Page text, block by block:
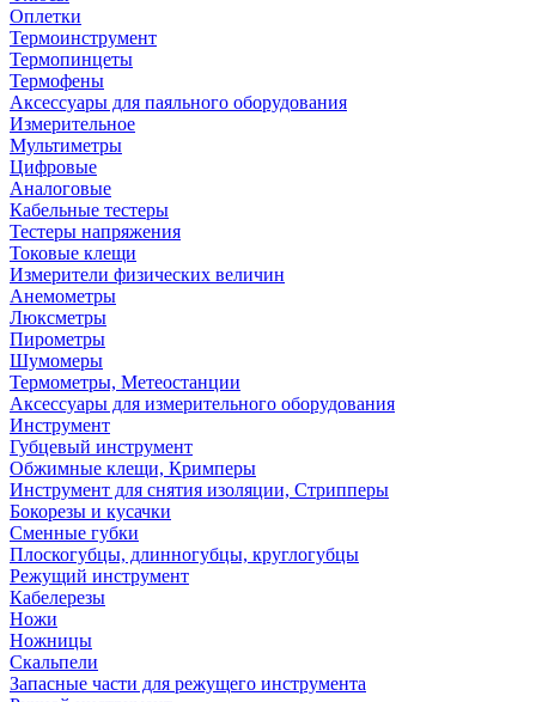
Оплетки
Термоинструмент
Термопинцеты
Термофены
Аксессуары для паяльного оборудования
Измерительное
Мультиметры
Цифровые
Аналоговые
Кабельные тестеры
Тестеры напряжения
Токовые клещи
Измерители физических величин
Анемометры
Люксметры
Пирометры
Шумомеры
Термометры, Метеостанции
Аксессуары для измерительного оборудования
Инструмент
Губцевый инструмент
Обжимные клещи, Кримперы
Инструмент для снятия изоляции, Стрипперы
Бокорезы и кусачки
Сменные губки
Плоскогубцы, длинногубцы, круглогубцы
Режущий инструмент
Кабелерезы
Ножи
Ножницы
Скальпели
Запасные части для режущего инструмента